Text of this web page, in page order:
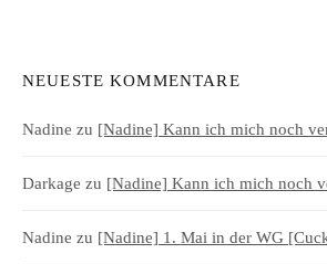
NEUESTE KOMMENTARE
Nadine zu [Nadine] Kann ich mich noch
Darkage zu [Nadine] Kann ich mich noch
Nadine zu [Nadine] 1. Mai in der WG